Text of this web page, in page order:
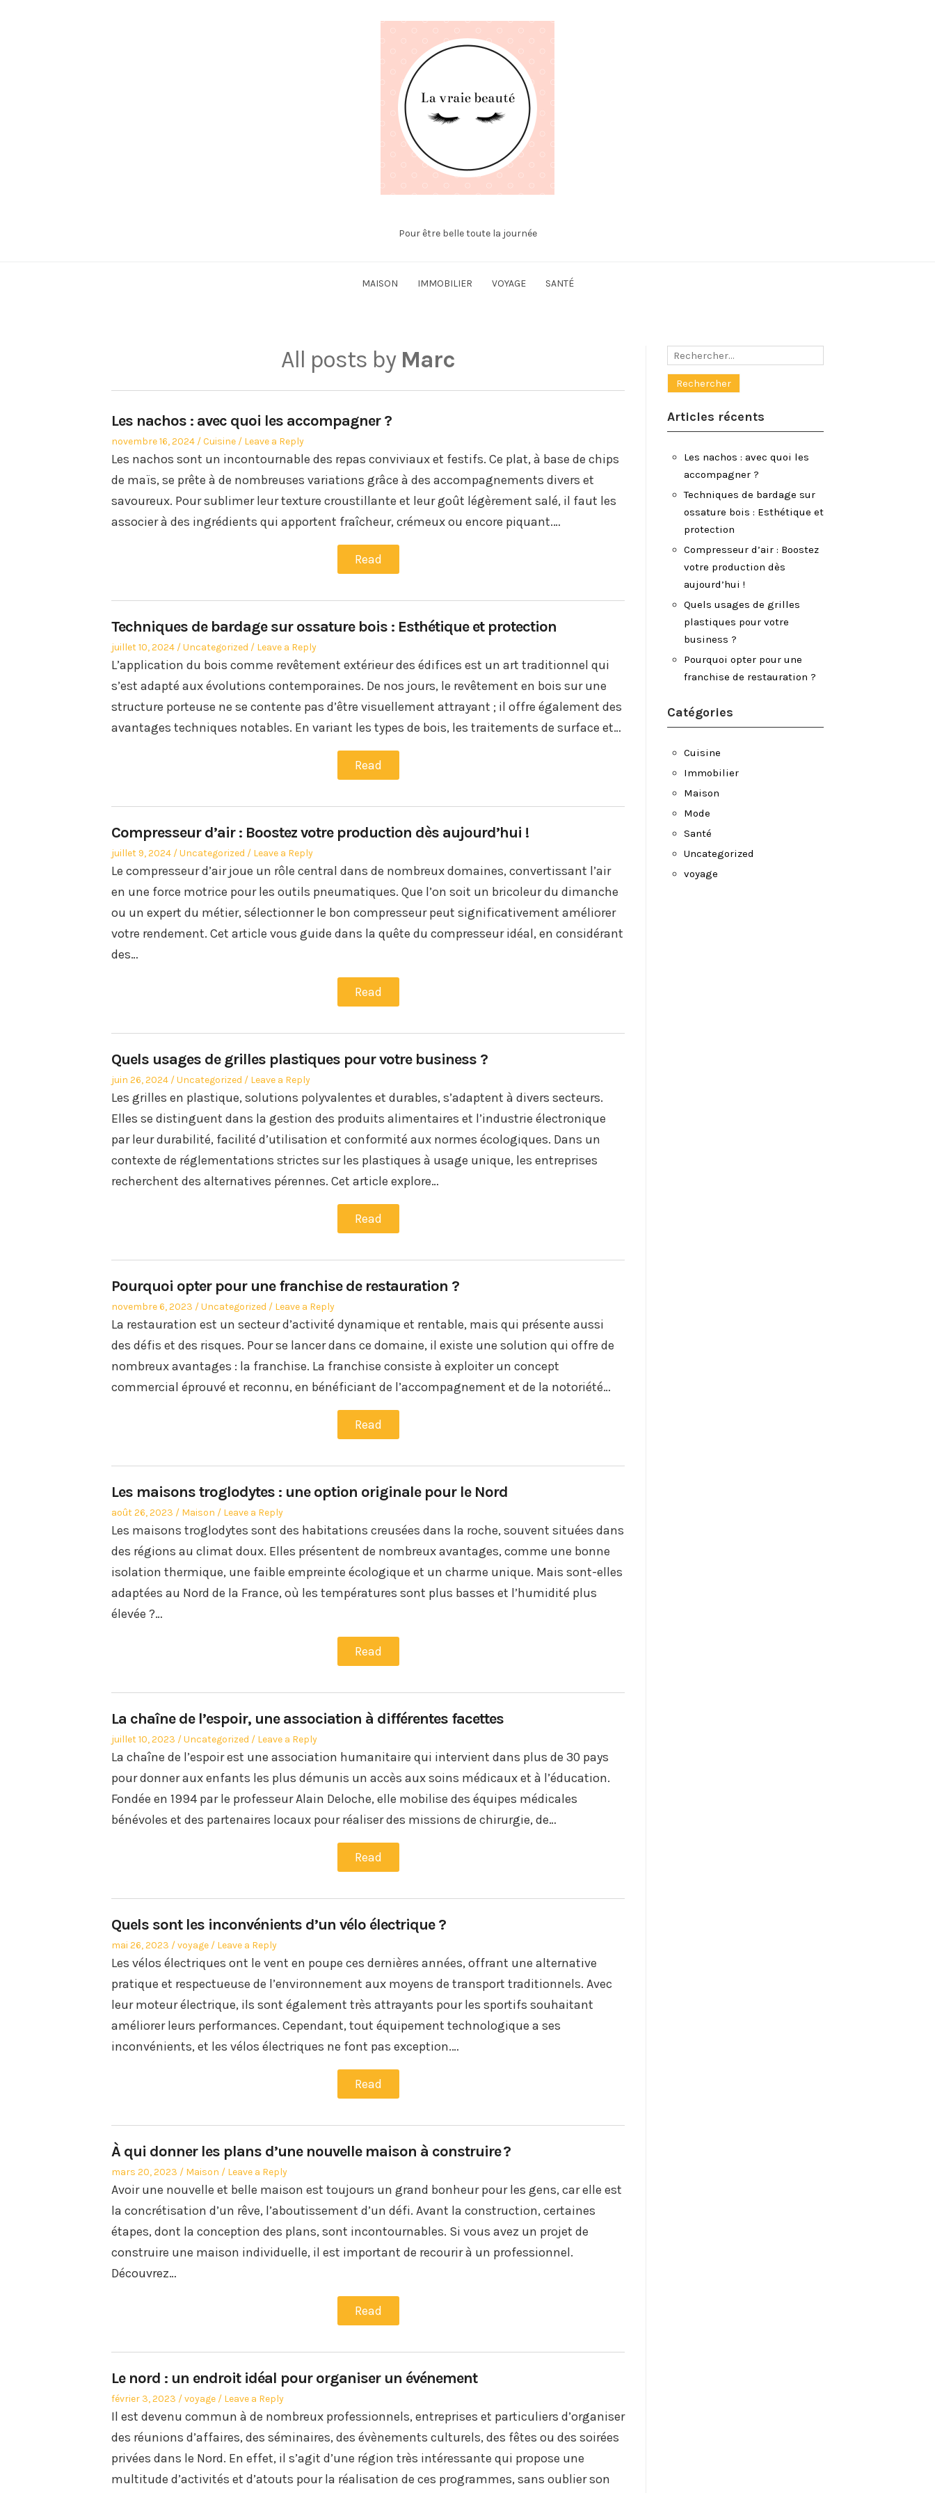
Pour être belle toute la journée
MAISON IMMOBILIER VOYAGE SANTÉ
All posts by Marc
Les nachos : avec quoi les accompagner ?
Posted
on
novembre 16, 2024
Posted
in
Cuisine Leave a Reply
Les nachos sont un incontournable des repas conviviaux et festifs. Ce plat, à base de chips
de maïs, se prête à de nombreuses variations grâce à des accompagnements divers et
savoureux. Pour sublimer leur texture croustillante et leur goût légèrement salé, il faut les
associer à des ingrédients qui apportent fraîcheur, crémeux ou encore piquant.…
Read
Techniques de bardage sur ossature bois : Esthétique et protection
Posted
on
juillet 10, 2024
Posted
in
Uncategorized Leave a Reply
L’application du bois comme revêtement extérieur des édifices est un art traditionnel qui
s’est adapté aux évolutions contemporaines. De nos jours, le revêtement en bois sur une
structure porteuse ne se contente pas d’être visuellement attrayant ; il offre également des
avantages techniques notables. En variant les types de bois, les traitements de surface et…
Read
Compresseur d’air : Boostez votre production dès aujourd’hui !
Posted
on
juillet 9, 2024
Posted
in
Uncategorized Leave a Reply
Le compresseur d’air joue un rôle central dans de nombreux domaines, convertissant l’air
en une force motrice pour les outils pneumatiques. Que l’on soit un bricoleur du dimanche
ou un expert du métier, sélectionner le bon compresseur peut significativement améliorer
votre rendement. Cet article vous guide dans la quête du compresseur idéal, en considérant
des…
Read
Quels usages de grilles plastiques pour votre business ?
Posted
on
juin 26, 2024
Posted
in
Uncategorized Leave a Reply
Les grilles en plastique, solutions polyvalentes et durables, s’adaptent à divers secteurs.
Elles se distinguent dans la gestion des produits alimentaires et l’industrie électronique
par leur durabilité, facilité d’utilisation et conformité aux normes écologiques. Dans un
contexte de réglementations strictes sur les plastiques à usage unique, les entreprises
recherchent des alternatives pérennes. Cet article explore…
Read
Pourquoi opter pour une franchise de restauration ?
Posted
on
novembre 6, 2023
Posted
in
Uncategorized Leave a Reply
La restauration est un secteur d’activité dynamique et rentable, mais qui présente aussi
des défis et des risques. Pour se lancer dans ce domaine, il existe une solution qui offre de
nombreux avantages : la franchise. La franchise consiste à exploiter un concept
commercial éprouvé et reconnu, en bénéficiant de l’accompagnement et de la notoriété…
Read
Les maisons troglodytes : une option originale pour le Nord
Posted
on
août 26, 2023
Posted
in
Maison Leave a Reply
Les maisons troglodytes sont des habitations creusées dans la roche, souvent situées dans
des régions au climat doux. Elles présentent de nombreux avantages, comme une bonne
isolation thermique, une faible empreinte écologique et un charme unique. Mais sont-elles
adaptées au Nord de la France, où les températures sont plus basses et l’humidité plus
élevée ?…
Read
La chaîne de l’espoir, une association à différentes facettes
Posted
on
juillet 10, 2023
Posted
in
Uncategorized Leave a Reply
La chaîne de l’espoir est une association humanitaire qui intervient dans plus de 30 pays
pour donner aux enfants les plus démunis un accès aux soins médicaux et à l’éducation.
Fondée en 1994 par le professeur Alain Deloche, elle mobilise des équipes médicales
bénévoles et des partenaires locaux pour réaliser des missions de chirurgie, de…
Read
Quels sont les inconvénients d’un vélo électrique ?
Posted
on
mai 26, 2023
Posted
in
voyage Leave a Reply
Les vélos électriques ont le vent en poupe ces dernières années, offrant une alternative
pratique et respectueuse de l’environnement aux moyens de transport traditionnels. Avec
leur moteur électrique, ils sont également très attrayants pour les sportifs souhaitant
améliorer leurs performances. Cependant, tout équipement technologique a ses
inconvénients, et les vélos électriques ne font pas exception.…
Read
À qui donner les plans d’une nouvelle maison à construire ?
Posted
on
mars 20, 2023
Posted
in
Maison Leave a Reply
Avoir une nouvelle et belle maison est toujours un grand bonheur pour les gens, car elle est
la concrétisation d’un rêve, l’aboutissement d’un défi. Avant la construction, certaines
étapes, dont la conception des plans, sont incontournables. Si vous avez un projet de
construire une maison individuelle, il est important de recourir à un professionnel.
Découvrez…
Read
Le nord : un endroit idéal pour organiser un événement
Posted
on
février 3, 2023
Posted
in
voyage Leave a Reply
Il est devenu commun à de nombreux professionnels, entreprises et particuliers d’organiser
des réunions d’affaires, des séminaires, des évènements culturels, des fêtes ou des soirées
privées dans le Nord. En effet, il s’agit d’une région très intéressante qui propose une
multitude d’activités et d’atouts pour la réalisation de ces programmes, sans oublier son
Rechercher :
Articles récents
Les nachos : avec quoi les
accompagner ?
Techniques de bardage sur
ossature bois : Esthétique et
protection
Compresseur d’air : Boostez
votre production dès
aujourd’hui !
Quels usages de grilles
plastiques pour votre
business ?
Pourquoi opter pour une
franchise de restauration ?
Catégories
Cuisine
Immobilier
Maison
Mode
Santé
Uncategorized
voyage